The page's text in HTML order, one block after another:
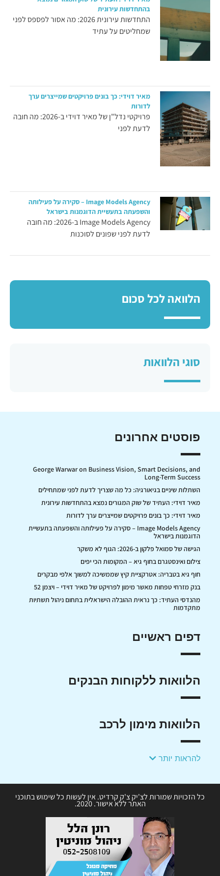
בהתחדשות עירונית
התחדשות עירונית 2026: מה אסור לפספס לפני
שמחליטים על עתיד
מאיר דוידי: כך בונים פרויקטים שמייצרים ערך
לדורות
פרויקטי נדל"ן של מאיר דוידי ב-2026: מה חובה
לדעת לפני
Image Models Agency – סקירה על פעילותה
והשפעתה בתעשיית הדוגמנות בישראל
Image Models Agency ב-2026: מה חובה
לדעת לפני שפונים לסוכנות
הלוואה לכל סכום
סוגי הלוואות
פוסטים אחרונים
George Warwar on Business Vision, Smart Decisions, and
Long-Term Success
השתלות שיניים בגיאורגיה: כל מה שצריך לדעת לפני שמתחילים
מאיר דוידי: העתיד של שוק המגורים נמצא בהתחדשות עירונית
מאיר דוידי: כך בונים פרויקטים שמייצרים ערך לדורות
Image Models Agency – סקירה על פעילותה והשפעתה בתעשיית
הדוגמנות בישראל
הגישה של סמואל פלקון ב-2026: הגוף לא משקר
צילום ואינסטגרם בחוף גיא – המקומות הכי יפים
חוף גיא בטבריה: אטרקציית קיץ שממשיכה למשוך אלפי מבקרים
בנק מזרחי טפחות מאשר מימון לפרויקט של מאיר דוידי – ויצמן 52
מהנדסי העתיד: כך נראית ההובלה הישראלית בתחום ניהול תשתיות
מתקדמות
דפים ראשיים
הלוואות ללקוחות הבנקים
הלוואות מימון לרכב
להראות יותר
כל הזכויות שמורות לצ'יק צ'ק קרדיט. אין לעשות כל שימוש בתוכני
האתר ללא אישור. 2020.